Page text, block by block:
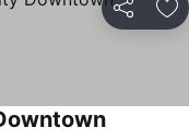
Delen
Prijzen